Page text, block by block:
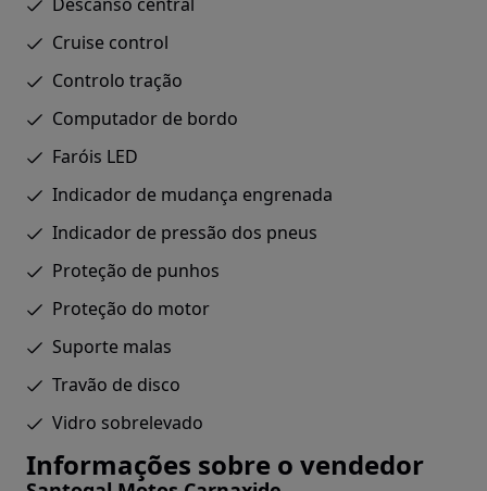
Cruise control
Controlo tração
Computador de bordo
Faróis LED
Indicador de mudança engrenada
Indicador de pressão dos pneus
Proteção de punhos
Proteção do motor
Suporte malas
Travão de disco
Vidro sobrelevado
Informações sobre o vendedor